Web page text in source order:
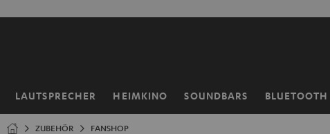
LAUTSPRECHER HEIMKINO SOUNDBARS BLUETOOTH
Startseite
ZUBEHÖR FANSHOP